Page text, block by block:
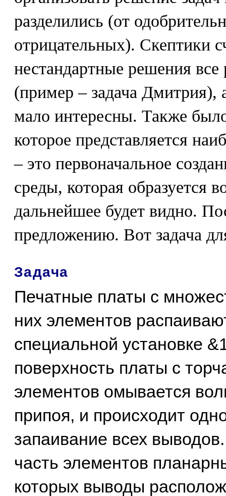
разделились (от
отрицательных). Скептики
нестандартные решения все
(пример – задача Дмитрия),
мало интересны. Также
которое представляется
– это первоначальное
среды, которая образуется
дальнейшее будет видно.
предложению. Вот задача
Задача
Печатные платы с
них элементов
специальной установке
поверхность платы с
элементов омывается
припоя, и происходит
запаивание всех
часть элементов
которых выводы